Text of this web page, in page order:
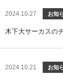
2024.10.27 お知
木下大サーカスの
2024.10.21 お知